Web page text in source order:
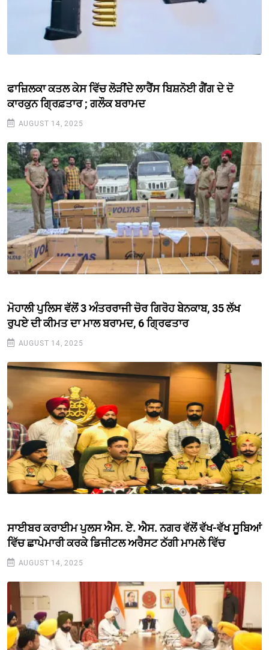
ਫਾਜ਼ਿਲਕਾ ਕਤਲ ਕੇਸ ਵਿੱਚ ਲੋੜੀਂਦੇ ਲਾਰੈਂਸ ਬਿਸ਼ਨੋਈ ਗੈਂਗ ਦੇ ਦੋ
ਕਾਰਕੁਨ ਗ੍ਰਿਫ਼ਤਾਰ ; ਗਲੌਕ ਬਰਾਮਦ
AUGUST 14, 2025
ਮੋਹਾਲੀ ਪੁਲਿਸ ਵੱਲੋਂ 3 ਅੰਤਰਰਾਜੀ ਚੋਰ ਗਿਰੋਹ ਬੇਨਕਾਬ, 35 ਲੱਖ
ਰੁਪਏ ਦੀ ਕੀਮਤ ਦਾ ਮਾਲ ਬਰਾਮਦ, 6 ਗ੍ਰਿਫਤਾਰ
AUGUST 14, 2025
ਸਾਈਬਰ ਕਰਾਈਮ ਪੁਲਸ ਐਸ. ਏ. ਐਸ. ਨਗਰ ਵੱਲੋਂ ਵੱਖ-ਵੱਖ ਸੂਬਿਆਂ
ਵਿੱਚ ਛਾਪੇਮਾਰੀ ਕਰਕੇ ਡਿਜੀਟਲ ਅਰੈਸਟ ਠੱਗੀ ਮਾਮਲੇ ਵਿੱਚ
AUGUST 14, 2025